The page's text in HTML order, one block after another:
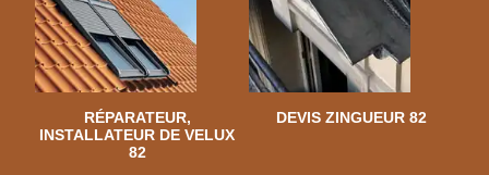
RÉPARATEUR,
INSTALLATEUR DE VELUX
82
DEVIS ZINGUEUR 82